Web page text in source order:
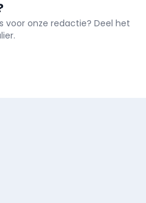
de akoestische prestaties
voor onze redactie? Deel het